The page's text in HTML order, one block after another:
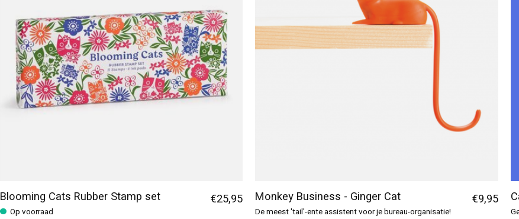
Blooming Cats Rubber Stamp set
Op voorraad
€25,95 Monkey Business - Ginger Cat
De meest 'tail'-ente assistent voor je bureau-organisatie!
€9,95